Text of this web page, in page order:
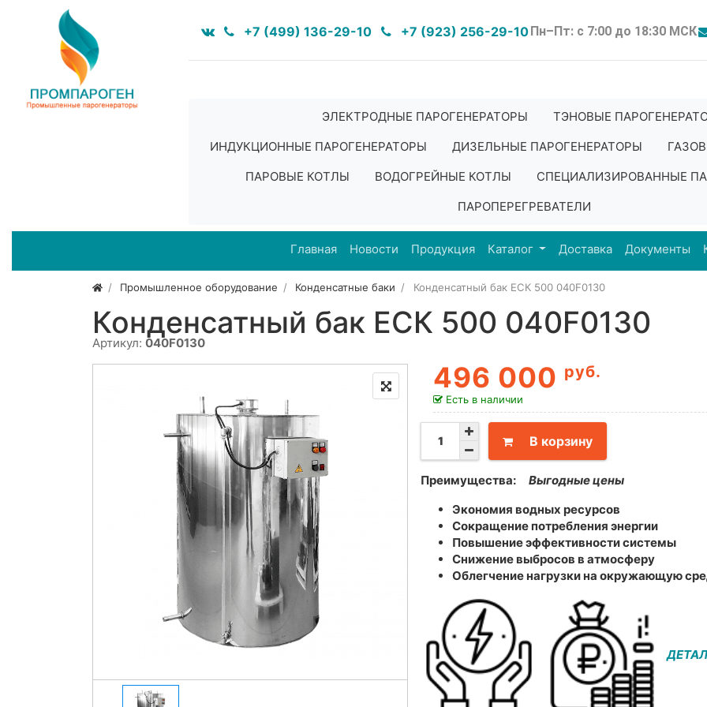
+7 (499) 136-29-10 +7 (923) 256-29-10Пн–Пт: с 7:00 до 18:30 МСК
ЭЛЕКТРОДНЫЕ ПАРОГЕНЕРАТОРЫ
ТЭНОВЫЕ
ИНДУКЦИОННЫЕ ПАРОГЕНЕРАТОРЫ
ДИЗЕЛЬНЫЕ ПАРОГЕНЕРАТОРЫ
ПАРОВЫЕ КОТЛЫ
ВОДОГРЕЙНЫЕ КОТЛЫ
СПЕЦИАЛИЗИРОВАННЫЕ
ПАРОПЕРЕГРЕВАТЕЛИ
Главная Новости Продукция Каталог Доставка Документы
Промышленное оборудование Конденсатные баки Конденсатный бак ЕСК 500 040F0130
Конденсатный бак ЕСК 500 040F0130
Артикул: 040F0130
496 000 руб.
Есть в наличии
В корзину
Преимущества:
Выгодные цены
Экономия водных ресурсов
Сокращение потребления энергии
Повышение эффективности системы
Снижение выбросов в атмосферу
Облегчение нагрузки на окружающую